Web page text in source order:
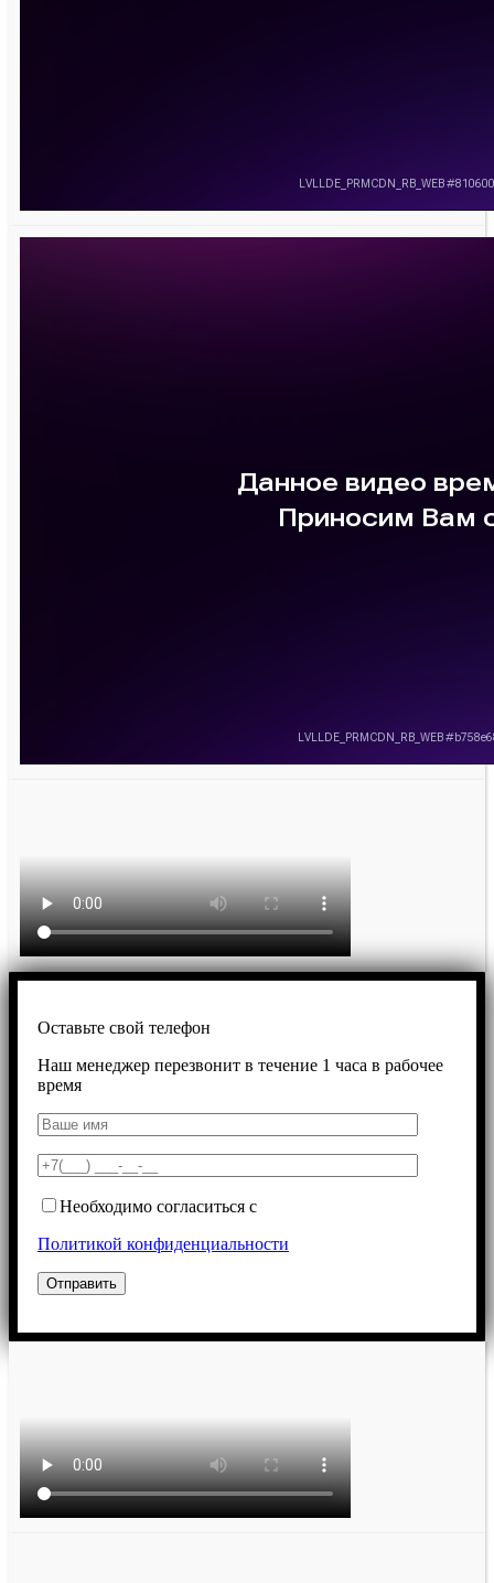
Оставьте свой телефон
Наш менеджер перезвонит в течение 1 часа в рабочее
время
Необходимо согласиться с
Политикой конфиденциальности